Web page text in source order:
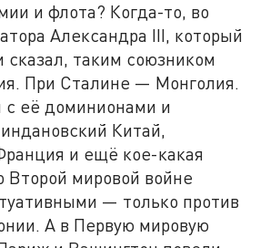
и флота? Когда-то, во
Александра III, который
сказал, таким союзником
При Сталине — Монголия.
её доминионами и
Китай,
и ещё кое-какая
Второй мировой войне
— только против
А в Первую мировую